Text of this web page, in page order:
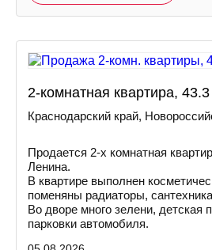
2-комнатная квартира,
Краснодарский край,
Продается 2-х комнатная
Ленина.
В квартире выполнен
поменяны радиаторы,
Во дворе много зелени, детская
парковки автомобиля.